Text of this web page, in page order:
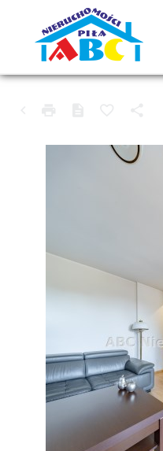
PIŁA, GÓRNE
MIESZKANIE NA SPRZEDAŻ